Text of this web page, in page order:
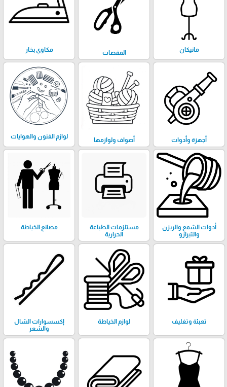
مانيكان المقصات مكاوي بخار
أجهزة وأدوات أصواف ولوازمها
لوازم الفنون والهوايات
أدوات الشمع والريزن
والتيرازو
مستلزمات الطباعة
الحرارية
مصانع الخياطة
تعبئة وتغليف لوازم الخياطة
إكسسوارات الشال
والشعر